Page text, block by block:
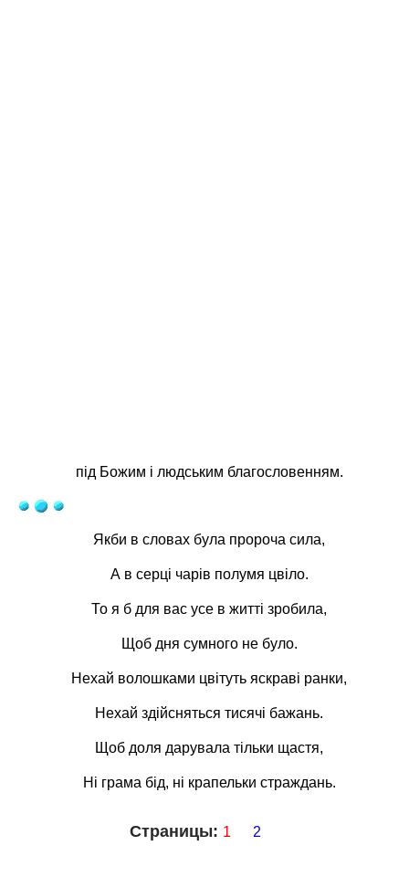
під Божим і людським благословенням.
Якби в словах була пророча сила,
А в серці чарів полумя цвіло.
То я б для вас усе в житті зробила,
Щоб дня сумного не було.
Нехай волошками цвітуть яскраві ранки,
Нехай здійсняться тисячі бажань.
Щоб доля дарувала тільки щастя,
Ні грама бід, ні крапельки страждань.
Страницы: 1 2